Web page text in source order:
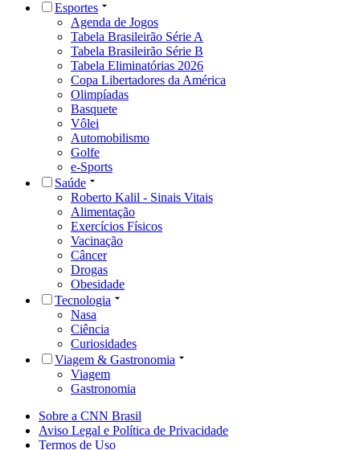
Esportes
Agenda de Jogos
Tabela Brasileirão Série A
Tabela Brasileirão Série B
Tabela Eliminatórias 2026
Copa Libertadores da América
Olimpíadas
Basquete
Vôlei
Automobilismo
Golfe
e-Sports
Saúde
Roberto Kalil - Sinais Vitais
Alimentação
Exercícios Físicos
Vacinação
Câncer
Drogas
Obesidade
Tecnologia
Nasa
Ciência
Curiosidades
Viagem & Gastronomia
Viagem
Gastronomia
Sobre a CNN Brasil
Aviso Legal e Política de Privacidade
Termos de Uso